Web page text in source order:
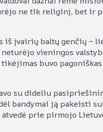
ne tik religinį, bet ir
iš įvairių baltų genčių –
vieningos
buvo
su dideliu
bandymai ją pakeisti
prie pirmojo